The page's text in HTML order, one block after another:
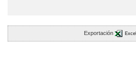
Exportación Excel